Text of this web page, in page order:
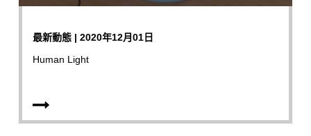
最新動態 | 2020年12月01日
Human Light